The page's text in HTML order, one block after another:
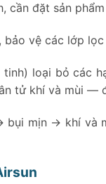
cần đặt sản
vệ các lớp
loại bỏ các
tử khí và mùi —
mịn → khí và